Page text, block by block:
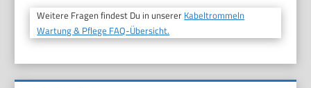
Weitere Fragen findest Du in unserer Kabeltrommeln
Wartung & Pflege FAQ-Übersicht.